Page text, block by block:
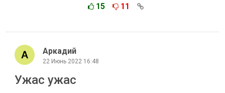
15 11
Аркадий
22 Июнь 2022 16:48
Ужас ужас